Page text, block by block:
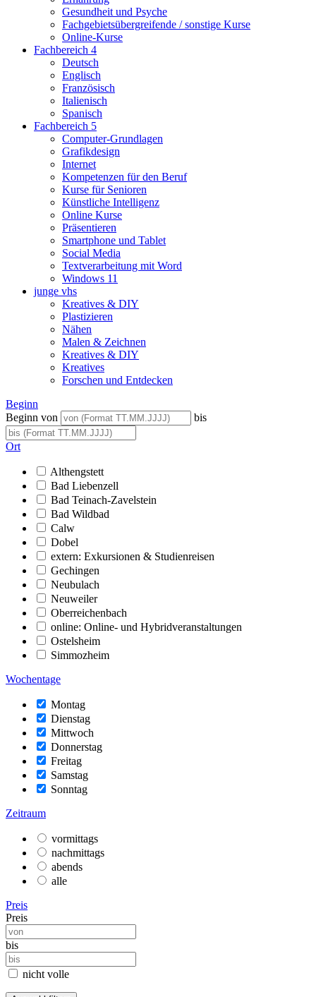
Gesundheit und Psyche
Fachgebietsübergreifende / sonstige Kurse
Online-Kurse
Fachbereich 4
Deutsch
Englisch
Französisch
Italienisch
Spanisch
Fachbereich 5
Computer-Grundlagen
Grafikdesign
Internet
Kompetenzen für den Beruf
Kurse für Senioren
Künstliche Intelligenz
Online Kurse
Präsentieren
Smartphone und Tablet
Social Media
Textverarbeitung mit Word
Windows 11
junge vhs
Kreatives & DIY
Plastizieren
Nähen
Malen & Zeichnen
Kreatives & DIY
Kreatives
Forschen und Entdecken
Beginn
Beginn von
bis
Ort
Althengstett
Bad Liebenzell
Bad Teinach-Zavelstein
Bad Wildbad
Calw
Dobel
extern: Exkursionen & Studienreisen
Gechingen
Neubulach
Neuweiler
Oberreichenbach
online: Online- und Hybridveranstaltungen
Ostelsheim
Simmozheim
Wochentage
Montag
Dienstag
Mittwoch
Donnerstag
Freitag
Samstag
Sonntag
Zeitraum
vormittags
nachmittags
abends
alle
Preis
Preis
bis
nicht volle